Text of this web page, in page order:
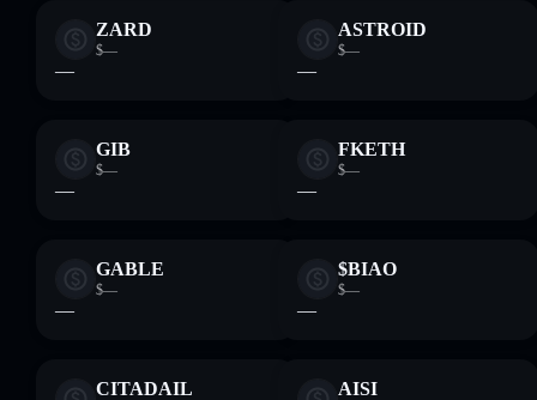
ZARD
$—
—
ASTROID
$—
—
GIB
$—
—
FKETH
$—
—
GABLE
$—
—
$BIAO
$—
—
CITADAIL AISI